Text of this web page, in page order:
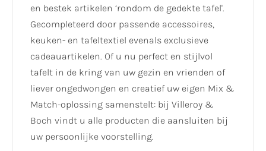
en bestek artikelen ‘rondom de gedekte tafel'.
Gecompleteerd door passende accessoires,
keuken- en tafeltextiel evenals exclusieve
cadeauartikelen. Of u nu perfect en stijlvol
tafelt in de kring van uw gezin en vrienden of
liever ongedwongen en creatief uw eigen Mix &
Match-oplossing samenstelt: bij Villeroy &
Boch vindt u alle producten die aansluiten bij
uw persoonlijke voorstelling.